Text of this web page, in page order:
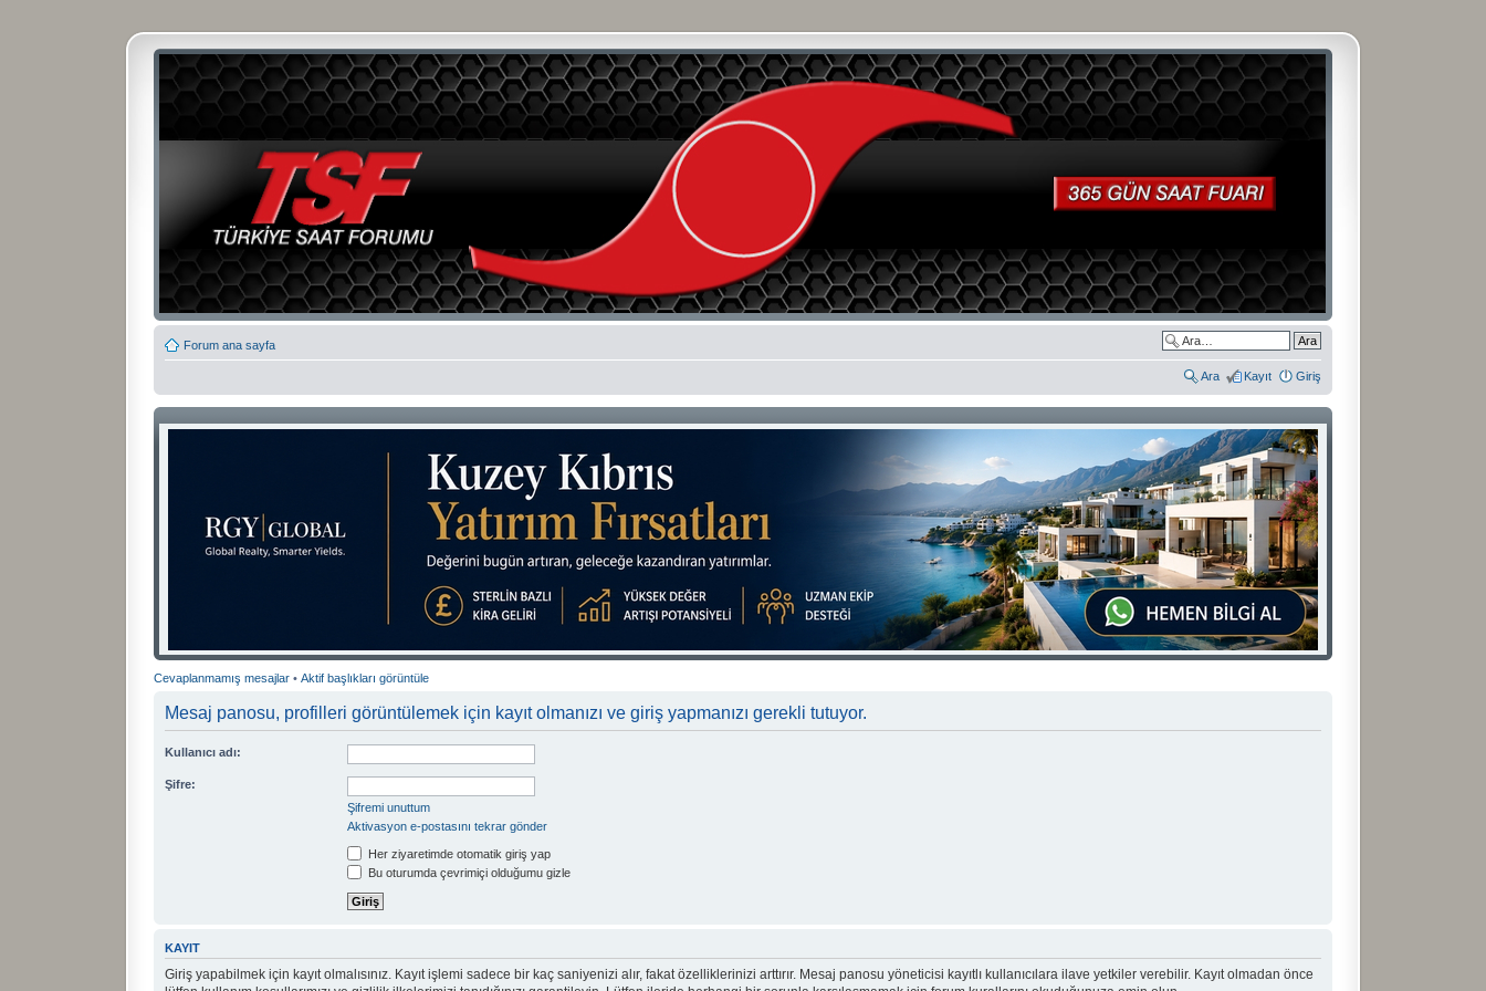
Forum ana sayfa
Ara Kayıt Giriş
Cevaplanmamış mesajlar • Aktif başlıkları görüntüle
Mesaj panosu, profilleri görüntülemek için kayıt olmanızı ve giriş yapmanızı gerekli tutuyor.
Kullanıcı adı:
Şifre:
Şifremi unuttum
Aktivasyon e-postasını tekrar gönder
Her ziyaretimde otomatik giriş yap
Bu oturumda çevrimiçi olduğumu gizle
KAYIT
Giriş yapabilmek için kayıt olmalısınız. Kayıt işlemi sadece bir kaç saniyenizi alır, fakat özelliklerinizi arttırır. Mesaj panosu yöneticisi kayıtlı kullanıcılara ilave yetkiler verebilir. Kayıt olmadan önce